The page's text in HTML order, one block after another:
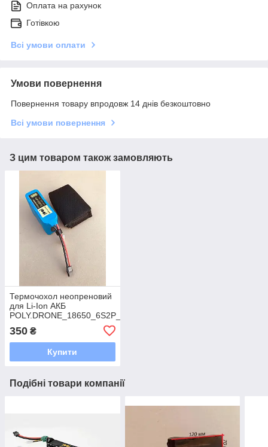
Оплата на рахунок
Готівкою
Всі умови оплати
Умови повернення
Повернення товару впродовж 14 днів безкоштовно
Всі умови повернення
З цим товаром також замовляють
Термочохол неопреновий
для Li-Ion АКБ
POLY.DRONE_18650_6S2P_5600mAh_45A_V1
350 ₴
Купити
Подібні товари компанії